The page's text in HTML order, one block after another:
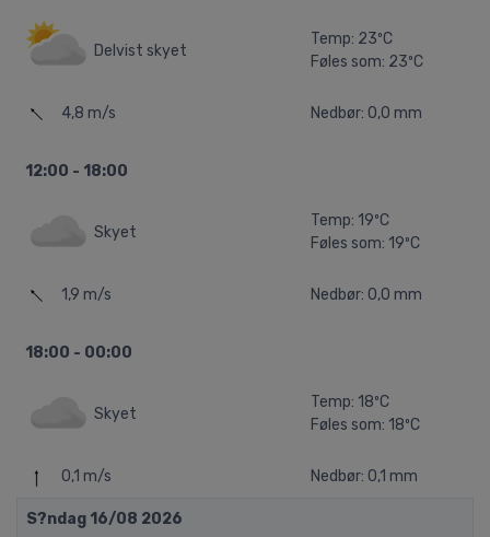
Delvist skyet
Temp: 23ºC
Føles som: 23ºC
4,8 m/s Nedbør: 0,0 mm
12:00 - 18:00
Skyet
Temp: 19ºC
Føles som: 19ºC
1,9 m/s Nedbør: 0,0 mm
18:00 - 00:00
Skyet
Temp: 18ºC
Føles som: 18ºC
0,1 m/s Nedbør: 0,1 mm
S?ndag 16/08 2026